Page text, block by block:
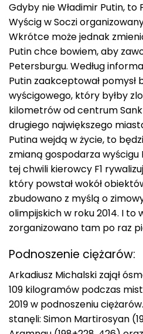
Gdyby nie Władimir Putin, to
Wyścig w Soczi
Wkrótce może jednak
Putin chce bowiem, aby
Petersburgu. Według
Putin zaakceptował
wyścigowego, który byłby
kilometrów od centrum
drugiego największego
Putina wejdą w życie, to
zmianą gospodarza wyścigu
tej chwili kierowcy F1
który powstał wokół
zbudowano z myślą o
olimpijskich w roku 2014. I to
zorganizowano tam po raz
Podnoszenie ciężarów:
Arkadiusz Michalski zajął
109 kilogramów podczas
2019 w podnoszeniu
stanęli: Simon Martirosyan